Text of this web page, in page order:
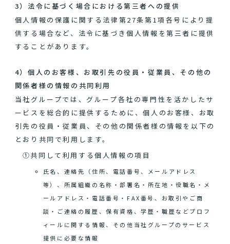
3）法令に基づく場合における第三者への提供
個人情報の保護に関する法律第27条第1項各号により提
供する場合など、法令に基づき個人情報を第三者に提供
することがあります。
4）個人のお客様、お取引先の役員・従業員、その他の
関係者様の情報の共同利用
当社グループでは、グループ各社の専門性を活かしたサ
ービスを総合的に提供するために、個人のお客様、お取
引先の役員・従業員、その他の関係者様の情報を以下の
とおり共同で利用します。
①共同して利用する個人情報の項目
氏名、連絡先（住所、電話番号、メールアドレス
等）、所属組織の名称・部署名・所在地・役職名・メ
ールアドレス・電話番号・FAX番号、お取引やご商
談・ご連絡の履歴、保有資格、学歴・職歴などプロフ
ィールに関する情報、その他当社グループのサービス
提供に必要な情報